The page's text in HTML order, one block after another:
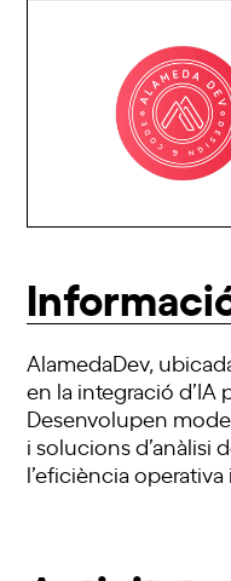
AlamedaDev,
en la integració d’IA
Desenvolupen
i solucions d’anàlisi
l’eficiència